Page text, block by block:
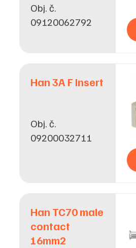
Obj. č.
09120062792
Han 3A F Insert
Obj. č.
09200032711
Han TC70 male
contact
16mm2